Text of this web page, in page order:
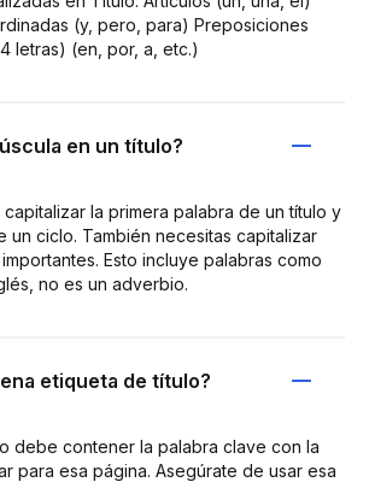
(y, pero, para) Preposiciones
letras) (en, por, a, etc.)
en un título?
la primera palabra de un título y
un ciclo. También necesitas capitalizar
Esto incluye palabras como
no es un adverbio.
etiqueta de título?
debe contener la palabra clave con la
para esa página. Asegúrate de usar esa